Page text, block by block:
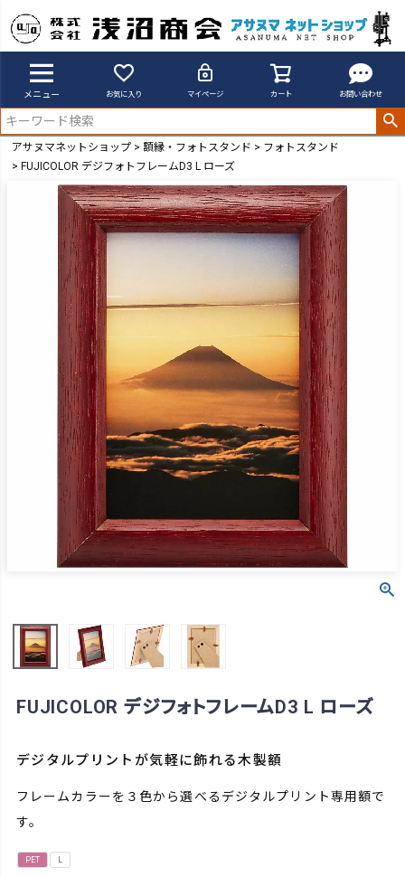
メニュー お気に入り マイページ カート お問い合わせ
アサヌマネットショップ 額縁・フォトスタンド
フォトスタンド
FUJICOLOR デジフォトフレームD3 L ローズ
FUJICOLOR デジフォトフレームD3 L ローズ
デジタルプリントが気軽に飾れる木製額
フレームカラーを３色から選べるデジタルプリント専用額で
す。
PET L